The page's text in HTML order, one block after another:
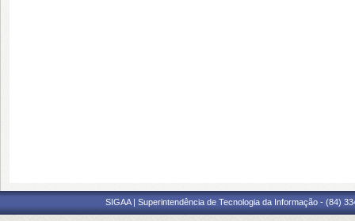
SIGAA | Superintendência de Tecnologia da Informação - (84)